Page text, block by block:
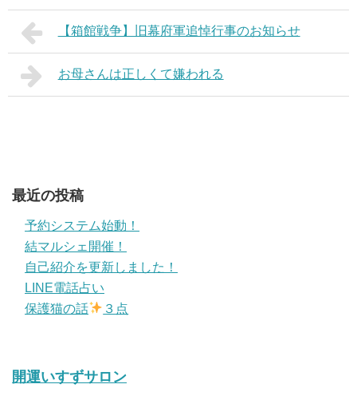
【箱館戦争】旧幕府軍追悼行事のお知らせ
お母さんは正しくて嫌われる
最近の投稿
予約システム始動！
結マルシェ開催！
自己紹介を更新しました！
LINE電話占い
保護猫の話
３点
開運いすずサロン